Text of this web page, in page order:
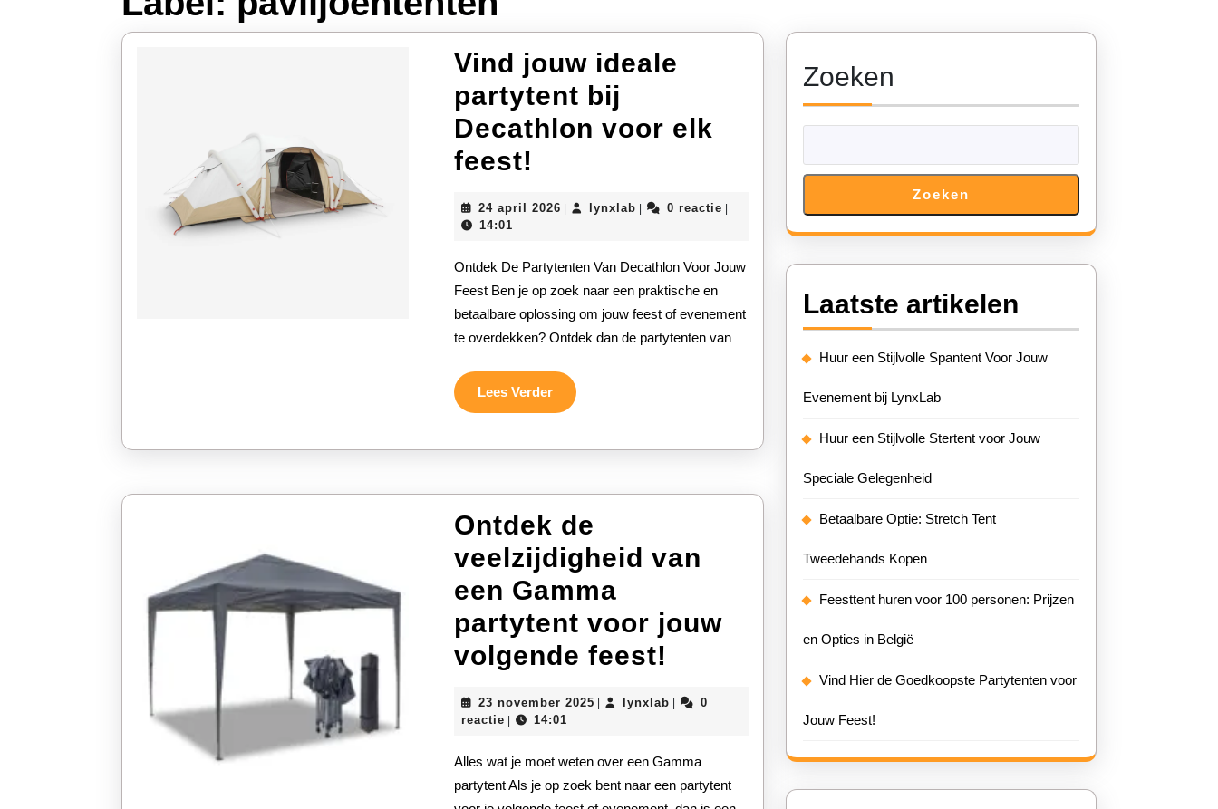
Vind jouw ideale
partytent bij
Decathlon voor elk
feest!
ideale
partytent
bij
Decathlon
elk
feest!
24 april 202624
lynxlablynxlab0 reactie
14:01
Ontdek De Partytenten Van Decathlon Voor Jouw
Feest Ben je op zoek naar een praktische en
betaalbare oplossing om jouw feest of evenement
te overdekken? Ontdek dan de partytenten van
Lees VerderLees
Verder
Ontdek de
veelzijdigheid van
een Gamma
partytent voor jouw
volgende feest!
veelzijdigheid
van
een
23 november 202523
lynxlablynxlab
0
reactie
14:01
Alles wat je moet weten over een Gamma
partytent Als je op zoek bent naar een partytent
Zoeken
Zoeken
Laatste artikelen
Huur een Stijlvolle Spantent Voor Jouw
Evenement bij LynxLab
Huur een Stijlvolle Stertent voor Jouw
Speciale Gelegenheid
Betaalbare Optie: Stretch Tent
Tweedehands Kopen
Feesttent huren voor 100 personen: Prijzen
en Opties in België
Vind Hier de Goedkoopste Partytenten voor
Jouw Feest!